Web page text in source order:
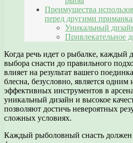
Преимущества
перед другими
Уникальный
Привлекательное
Когда речь идет о рыбалке, каждый
выбора снасти до правильного
влияет на результат вашего
блесна, безусловно, является
эффективных инструментов в
уникальный дизайн и высокое
позволяют достичь невероятных
сложных условиях.
Каждый рыболовный снасть должен